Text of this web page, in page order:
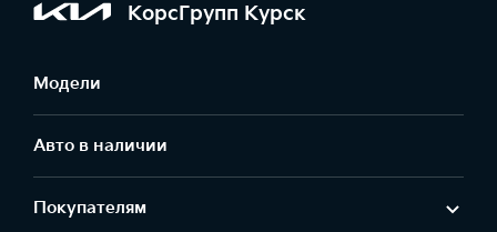
КорсГрупп Курск
Модели
Авто в наличии
Покупателям